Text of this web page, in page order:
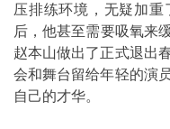
压排练环境，无疑加重
后，他甚至需要吸氧来
赵本山做出了正式退出
会和舞台留给年轻的演
自己的才华。